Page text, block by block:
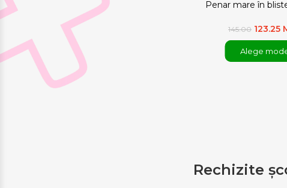
Penar mare în
145.00 123.25
Alege
Rechizite